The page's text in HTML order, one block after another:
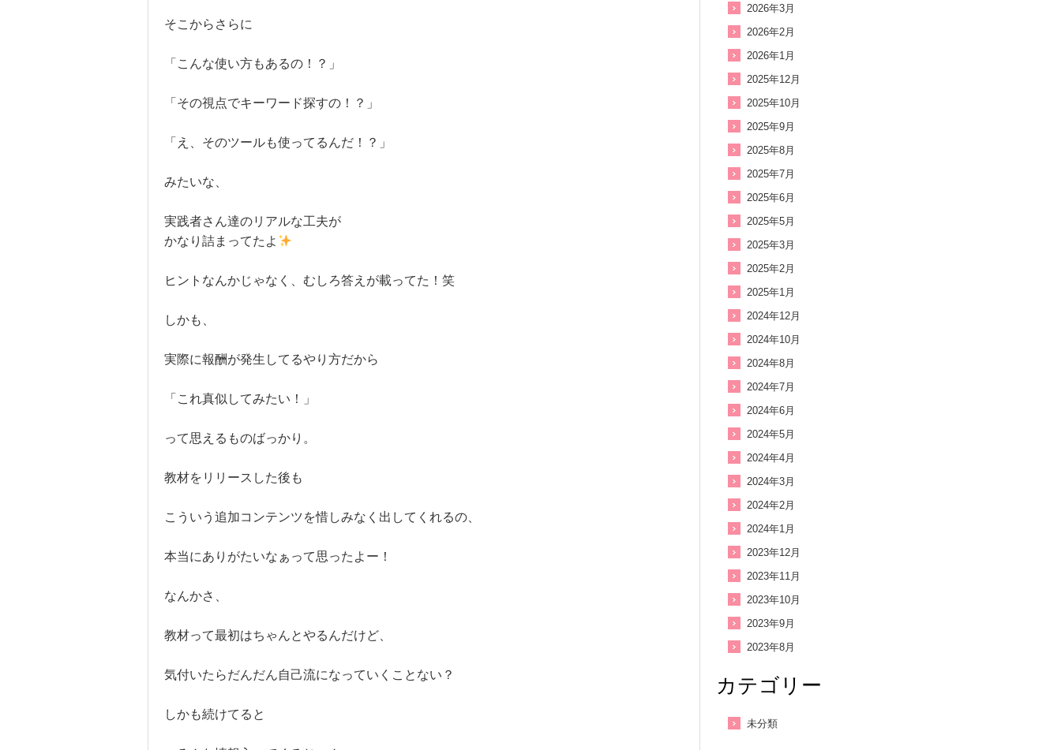
そこからさらに
「こんな使い方もあるの！？」
「その視点でキーワード探すの！？」
「え、そのツールも使ってるんだ！？」
みたいな、
実践者さん達のリアルな工夫が
かなり詰まってたよ
ヒントなんかじゃなく、むしろ答えが載ってた！笑
しかも、
実際に報酬が発生してるやり方だから
「これ真似してみたい！」
って思えるものばっかり。
教材をリリースした後も
こういう追加コンテンツを惜しみなく出してくれるの、
本当にありがたいなぁって思ったよー！
なんかさ、
教材って最初はちゃんとやるんだけど、
気付いたらだんだん自己流になっていくことない？
しかも続けてると
2026年3月
2026年2月
2026年1月
2025年12月
2025年10月
2025年9月
2025年8月
2025年7月
2025年6月
2025年5月
2025年3月
2025年2月
2025年1月
2024年12月
2024年10月
2024年8月
2024年7月
2024年6月
2024年5月
2024年4月
2024年3月
2024年2月
2024年1月
2023年12月
2023年11月
2023年10月
2023年9月
2023年8月
カテゴリー
未分類